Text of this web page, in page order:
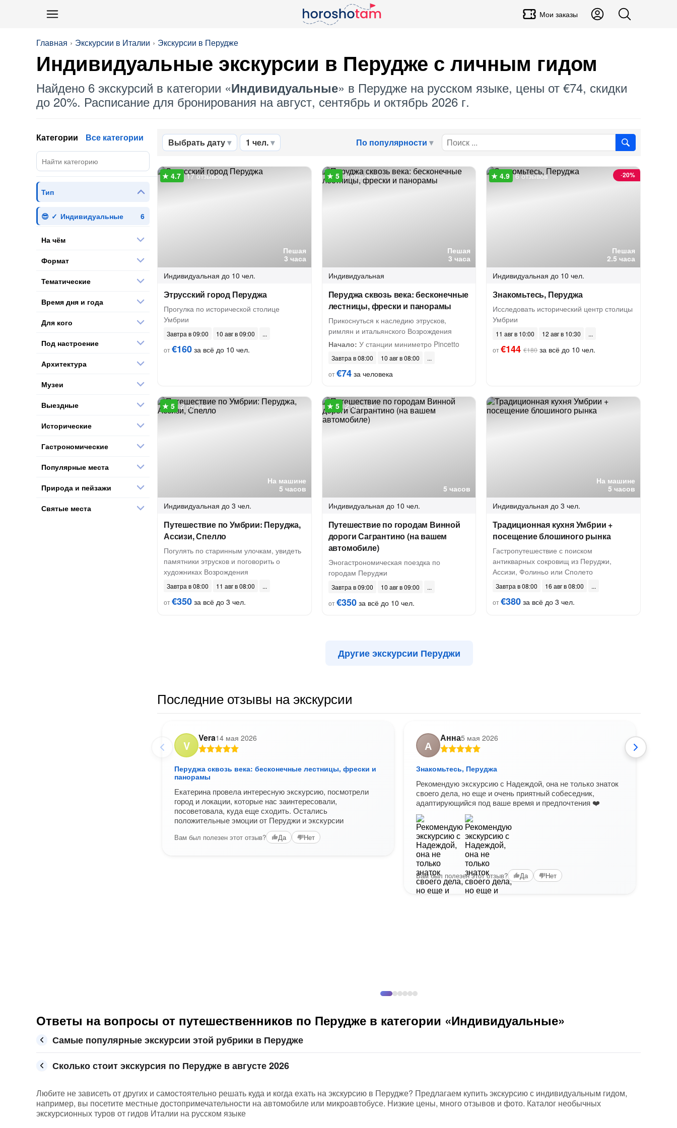
Мои заказы
Главная Экскурсии в Италии Экскурсии в Перудже
Индивидуальные экскурсии в Перудже с личным гидом
Найдено 6 экскурсий в категории «Индивидуальные» в Перудже на русском языке, цены от €74, скидки
до 20%. Расписание для бронирования на август, сентябрь и октябрь 2026 г.
Выбрать дату 1 чел. По популярности
Пешая
3 часа
17 отзывов
Индивидуальная до 10 чел.
Этрусский город Перуджа
Прогулка по исторической столице
Умбрии
Завтра в 09:00
10 авг в 09:00
от€160 за всё до 10 чел.
Пешая
3 часа
5 отзывов
Индивидуальная
Перуджа сквозь века: бесконечные
лестницы, фрески и панорамы
Прикоснуться к наследию этрусков,
римлян и итальянского Возрождения
Начало: У станции миниметро Pincetto
Завтра в 08:00
10 авг в 08:00
от€74за человека
Пешая
2.5 часа
-20%
6 отзывов
Индивидуальная до 10 чел.
Знакомьтесь, Перуджа
Исследовать исторический центр столицы
Умбрии
11 авг в 10:00
12 авг в 10:30
от€144 €180за всё до 10 чел.
На машине
5 часов
2 отзыва
Индивидуальная до 3 чел.
Путешествие по Умбрии: Перуджа,
Ассизи, Спелло
Погулять по старинным улочкам, увидеть
памятники этрусков и поговорить о
художниках Возрождения
Завтра в 08:00
11 авг в 08:00
от€350 за всё до 3 чел.
5 часов
2 отзыва
Индивидуальная до 10 чел.
Путешествие по городам Винной
дороги Сагрантино (на вашем
автомобиле)
Эногастрономическая поездка по
городам Перуджи
Завтра в 09:00
10 авг в 09:00
от€350за всё до 10 чел.
На машине
5 часов
Индивидуальная до 3 чел.
Традиционная кухня Умбрии +
посещение блошиного рынка
Гастропутешествие с поиском
антикварных сокровищ из Перуджи,
Ассизи, Фолиньо или Сполето
Завтра в 08:00
16 авг в 08:00
от€380 за всё до 3 чел.
Другие экскурсии Перуджи
Последние отзывы на экскурсии
V
Vera14 мая 2026
Перуджа сквозь века: бесконечные лестницы, фрески и
панорамы
Екатерина провела интересную экскурсию, посмотрели
город и локации, которые нас заинтересовали,
посоветовала, куда еще сходить. Остались
положительные эмоции от Перуджи и экскурсии
Вам был полезен этот отзыв? Да Нет
А
Анна5 мая 2026
Знакомьтесь, Перуджа
Рекомендую экскурсию с Надеждой, она не только знаток
своего дела, но еще и очень приятный собеседник,
адаптирующийся под ваше время и предпочтения ❤️
Вам был полезен этот отзыв? Да Нет
Категории Все категории
Тип
Индивидуальные
На чём
Формат
Тематические
Время дня и года
Для кого
Под настроение
Архитектура
Музеи
Выездные
Исторические
Гастрономические
Популярные места
Природа и пейзажи
Святые места
Ответы на вопросы от путешественников по Перудже в категории «Индивидуальные»
Самые популярные экскурсии этой рубрики в Перудже
Сколько стоит экскурсия по Перудже в августе 2026
Любите не зависеть от других и самостоятельно решать куда и когда ехать на экскурсию в Перудже? Предлагаем купить экскурсию с индивидуальным гидом,
например, вы посетите местные достопримечательности на автомобиле или микроавтобусе. Низкие цены, много отзывов и фото. Каталог необычных
экскурсионных туров от гидов Италии на русском языке